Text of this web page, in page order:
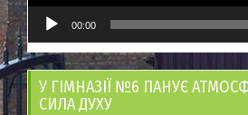
00:00
У ГІМНАЗІЇ №6 ПАНУЄ
СИЛА ДУХУ